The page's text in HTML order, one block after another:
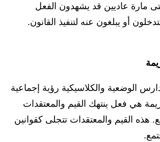
مارة عاديين قد يشهدون الفعل
أو يبلغون عنه لتنفيذ القانون.
الوضعية والكلاسيكية رؤية إجماعية
هي فعل ينتهك القيم والمعتقدات
هذه القيم والمعتقدات تتجلى كقوانين